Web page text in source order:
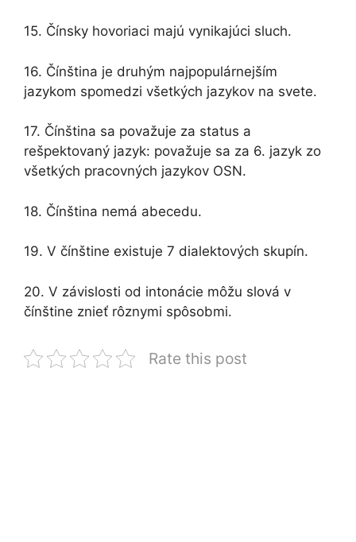
15. Čínsky hovoriaci majú vynikajúci sluch.
16. Čínština je druhým najpopulárnejším
jazykom spomedzi všetkých jazykov na svete.
17. Čínština sa považuje za status a
rešpektovaný jazyk: považuje sa za 6. jazyk zo
všetkých pracovných jazykov OSN.
18. Čínština nemá abecedu.
19. V čínštine existuje 7 dialektových skupín.
20. V závislosti od intonácie môžu slová v
čínštine znieť rôznymi spôsobmi.
Rate this post